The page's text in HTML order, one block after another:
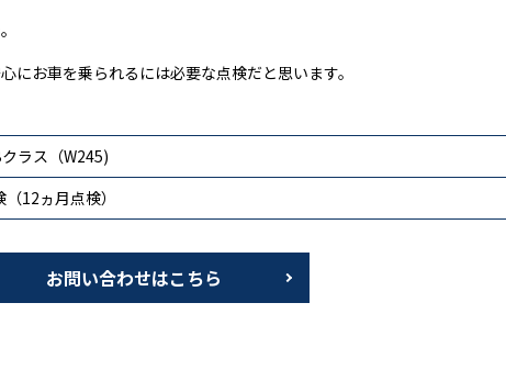
にお車を乗られるには必要な点検だと思います。
ラス（W245)
12ヵ月点検）
お問い合わせはこちら